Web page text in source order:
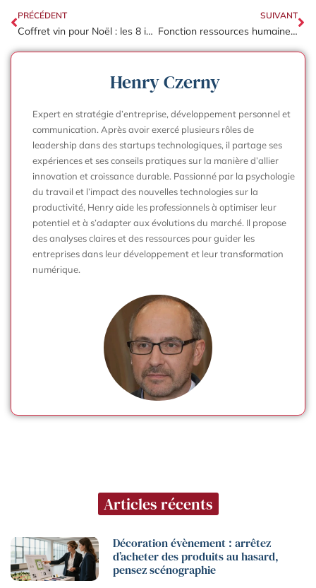
PRÉCÉDENT
Coffret vin pour Noël : les 8 idées cadeaux pour votre entreprise
SUIVANT
Fonction ressources humaines : les missions clés pour une compréhension globale
Henry Czerny
Expert en stratégie d’entreprise, développement personnel et
communication. Après avoir exercé plusieurs rôles de
leadership dans des startups technologiques, il partage ses
expériences et ses conseils pratiques sur la manière d’allier
innovation et croissance durable. Passionné par la psychologie
du travail et l’impact des nouvelles technologies sur la
productivité, Henry aide les professionnels à optimiser leur
potentiel et à s’adapter aux évolutions du marché. Il propose
des analyses claires et des ressources pour guider les
entreprises dans leur développement et leur transformation
numérique.
Articles récents
Décoration évènement : arrêtez
d’acheter des produits au hasard,
pensez scénographie